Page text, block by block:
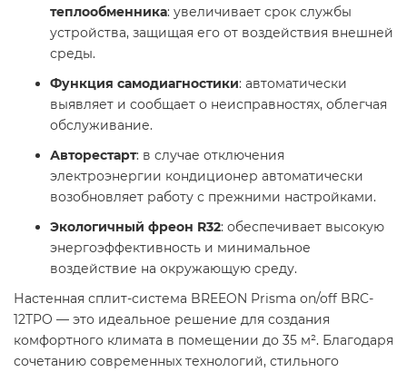
теплообменника: увеличивает срок службы
устройства, защищая его от воздействия внешней
среды. ​
Функция самодиагностики: автоматически
выявляет и сообщает о неисправностях, облегчая
обслуживание. ​
Авторестарт: в случае отключения
электроэнергии кондиционер автоматически
возобновляет работу с прежними настройками. ​
Экологичный фреон R32: обеспечивает высокую
энергоэффективность и минимальное
воздействие на окружающую среду. ​
Настенная сплит-система BREEON Prisma on/off BRC-
12TPO — это идеальное решение для создания
комфортного климата в помещении до 35 м². Благодаря
сочетанию современных технологий, стильного